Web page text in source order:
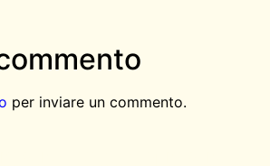
per inviare un commento.